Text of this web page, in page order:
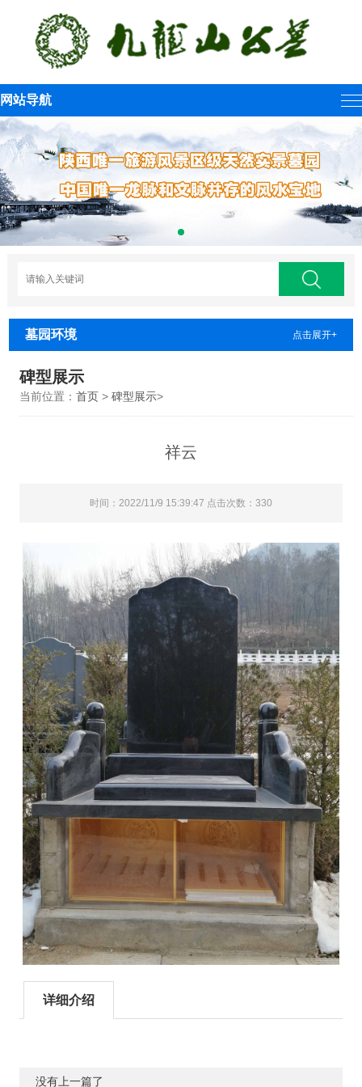
网站导航
墓园环境 点击展开+
碑型展示
当前位置： 首页> 碑型展示>
祥云
时间：2022/11/9 15:39:47 点击次数：330
详细介绍
没有上一篇了